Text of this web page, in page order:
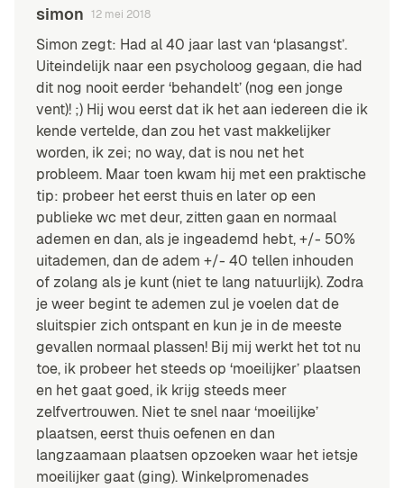
simon 12 mei 2018
Simon zegt: Had al 40 jaar last van ‘plasangst’.
Uiteindelijk naar een psycholoog gegaan, die had
dit nog nooit eerder ‘behandelt’ (nog een jonge
vent)! ;) Hij wou eerst dat ik het aan iedereen die ik
kende vertelde, dan zou het vast makkelijker
worden, ik zei; no way, dat is nou net het
probleem. Maar toen kwam hij met een praktische
tip: probeer het eerst thuis en later op een
publieke wc met deur, zitten gaan en normaal
ademen en dan, als je ingeademd hebt, +/- 50%
uitademen, dan de adem +/- 40 tellen inhouden
of zolang als je kunt (niet te lang natuurlijk). Zodra
je weer begint te ademen zul je voelen dat de
sluitspier zich ontspant en kun je in de meeste
gevallen normaal plassen! Bij mij werkt het tot nu
toe, ik probeer het steeds op ‘moeilijker’ plaatsen
en het gaat goed, ik krijg steeds meer
zelfvertrouwen. Niet te snel naar ‘moeilijke’
plaatsen, eerst thuis oefenen en dan
langzaamaan plaatsen opzoeken waar het ietsje
moeilijker gaat (ging). Winkelpromenades